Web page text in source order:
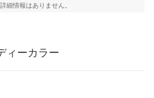
細情報はありません。
ィーカラー